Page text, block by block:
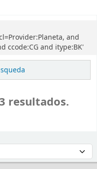
and
ccode:CG and itype:BK'
resultados.